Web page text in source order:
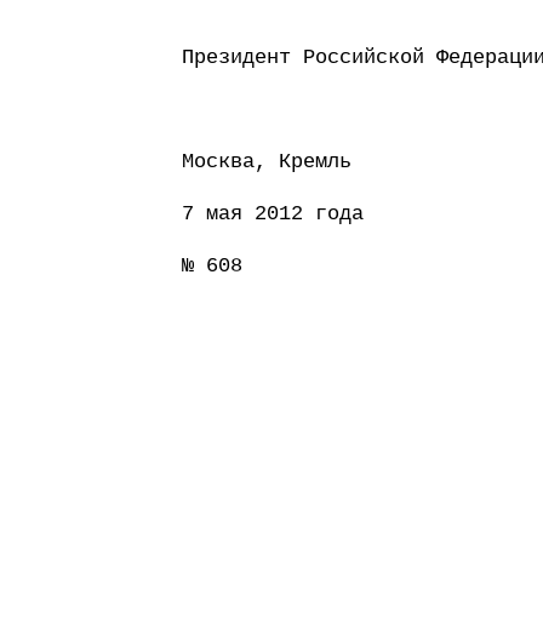
Президент
Москва, Кремль
7 мая 2012 года
№ 608